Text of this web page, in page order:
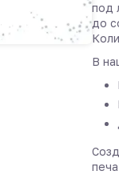
под
до
В